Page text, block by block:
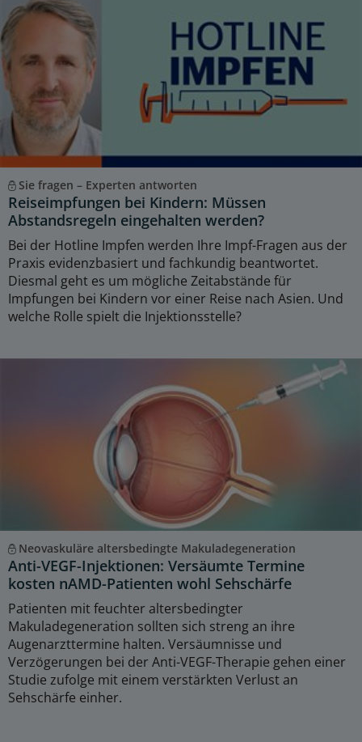
Sie fragen – Experten antworten
Reiseimpfungen bei Kindern: Müssen
Abstandsregeln eingehalten werden?
Bei der Hotline Impfen werden Ihre Impf-Fragen aus der
Praxis evidenzbasiert und fachkundig beantwortet.
Diesmal geht es um mögliche Zeitabstände für
Impfungen bei Kindern vor einer Reise nach Asien. Und
welche Rolle spielt die Injektionsstelle?
Neovaskuläre altersbedingte Makuladegeneration
Anti-VEGF-Injektionen: Versäumte Termine
kosten nAMD-Patienten wohl Sehschärfe
Patienten mit feuchter altersbedingter
Makuladegeneration sollten sich streng an ihre
Augenarzttermine halten. Versäumnisse und
Verzögerungen bei der Anti-VEGF-Therapie gehen einer
Studie zufolge mit einem verstärkten Verlust an
Sehschärfe einher.